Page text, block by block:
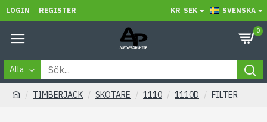
LOGIN REGISTER KR SEK SVENSKA
0
Alla
TIMBERJACK SKOTARE 1110 1110D FILTER